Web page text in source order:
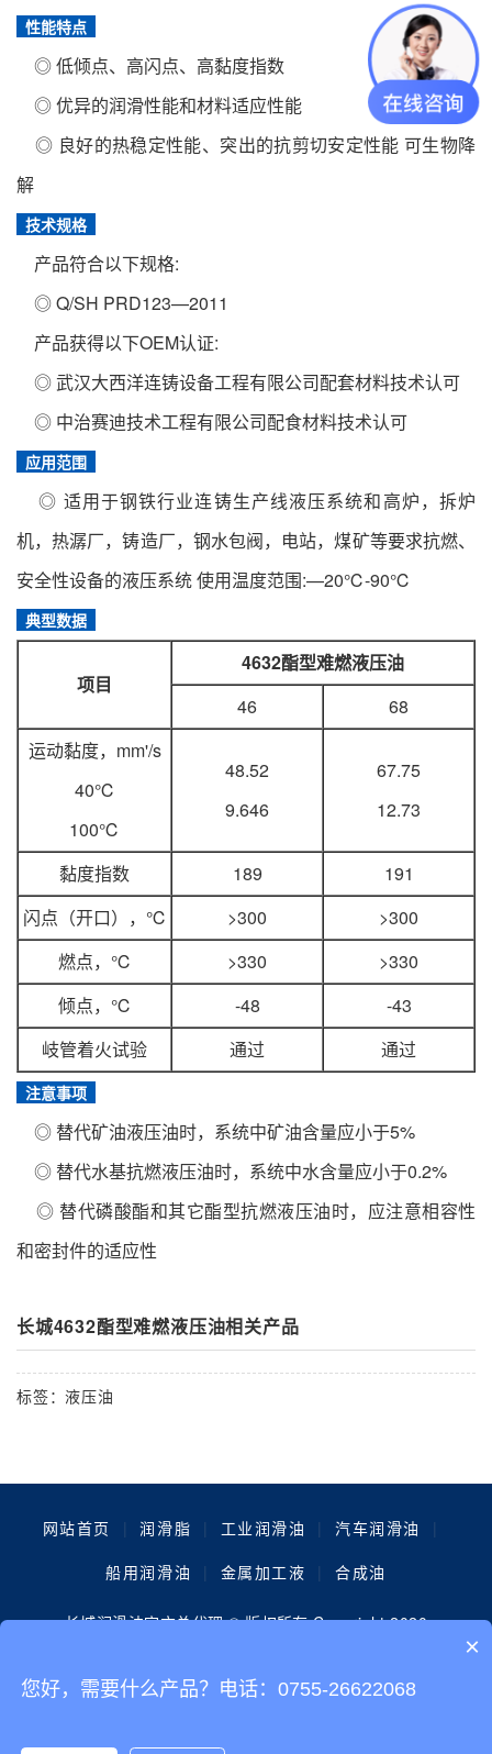
性能特点
◎ 低倾点、高闪点、高黏度指数
◎ 优异的润滑性能和材料适应性能
◎ 良好的热稳定性能、突出的抗剪切安定性能 可生物降
解
技术规格
产品符合以下规格:
◎ Q/SH PRD123—2011
产品获得以下OEM认证:
◎ 武汉大西洋连铸设备工程有限公司配套材料技术认可
◎ 中治赛迪技术工程有限公司配食材料技术认可
应用范围
◎ 适用于钢铁行业连铸生产线液压系统和高炉，拆炉
机，热潺厂，铸造厂，钢水包阀，电站，煤矿等要求抗燃、
安全性设备的液压系统 使用温度范围:—20℃-90℃
典型数据
项目
4632酯型难燃液压油
46
68
运动黏度，mm'/s
40℃
100℃
48.52
9.646
67.75
12.73
黏度指数 189
191
闪点（开口），℃
>300
>300
燃点，℃
>330
>330
倾点，℃
-48
-43
岐管着火试验
通过 通过
注意事项
◎ 替代矿油液压油时，系统中矿油含量应小于5%
◎ 替代水基抗燃液压油时，系统中水含量应小于0.2%
◎ 替代磷酸酯和其它酯型抗燃液压油时，应注意相容性
和密封件的适应性
长城4632酯型难燃液压油相关产品
标签：液压油
网站首页 | 润滑脂 | 工业润滑油 | 汽车润滑油
|
船用润滑油
| 金属加工液 | 合成油
长城润滑油官方总代理 © 版权所有 Copyright 2020
地址：广东省深圳市光明区上石家路5号，(金谷动力科技园) 备
×
您好，需要什么产品？电话：0755-26622068